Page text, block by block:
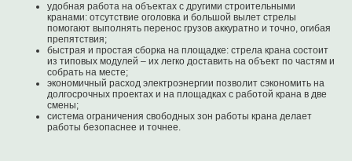
удобная работа на объектах с другими строительными
кранами: отсутствие оголовка и большой вылет стрелы
помогают выполнять перенос грузов аккуратно и точно, огибая
препятствия;
быстрая и простая сборка на площадке: стрела крана состоит
из типовых модулей – их легко доставить на объект по частям и
собрать на месте;
экономичный расход электроэнергии позволит сэкономить на
долгосрочных проектах и на площадках с работой крана в две
смены;
система ограничения свободных зон работы крана делает
работы безопаснее и точнее.